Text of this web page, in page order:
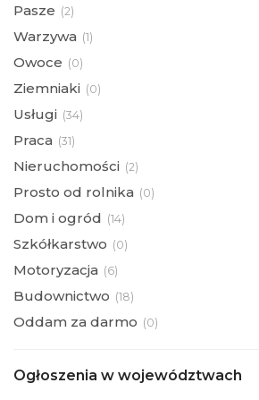
Pasze (2)
Warzywa (1)
Owoce (0)
Ziemniaki (0)
Usługi (34)
Praca (31)
Nieruchomości (2)
Prosto od rolnika (0)
Dom i ogród (14)
Szkółkarstwo (0)
Motoryzacja (6)
Budownictwo (18)
Oddam za darmo (0)
Ogłoszenia w województwach